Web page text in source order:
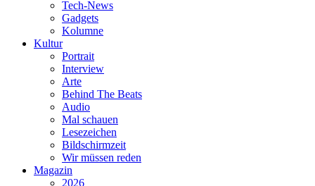
Tech-News
Gadgets
Kolumne
Kultur
Portrait
Interview
Arte
Behind The Beats
Audio
Mal schauen
Lesezeichen
Bildschirmzeit
Wir müssen reden
Magazin
2026